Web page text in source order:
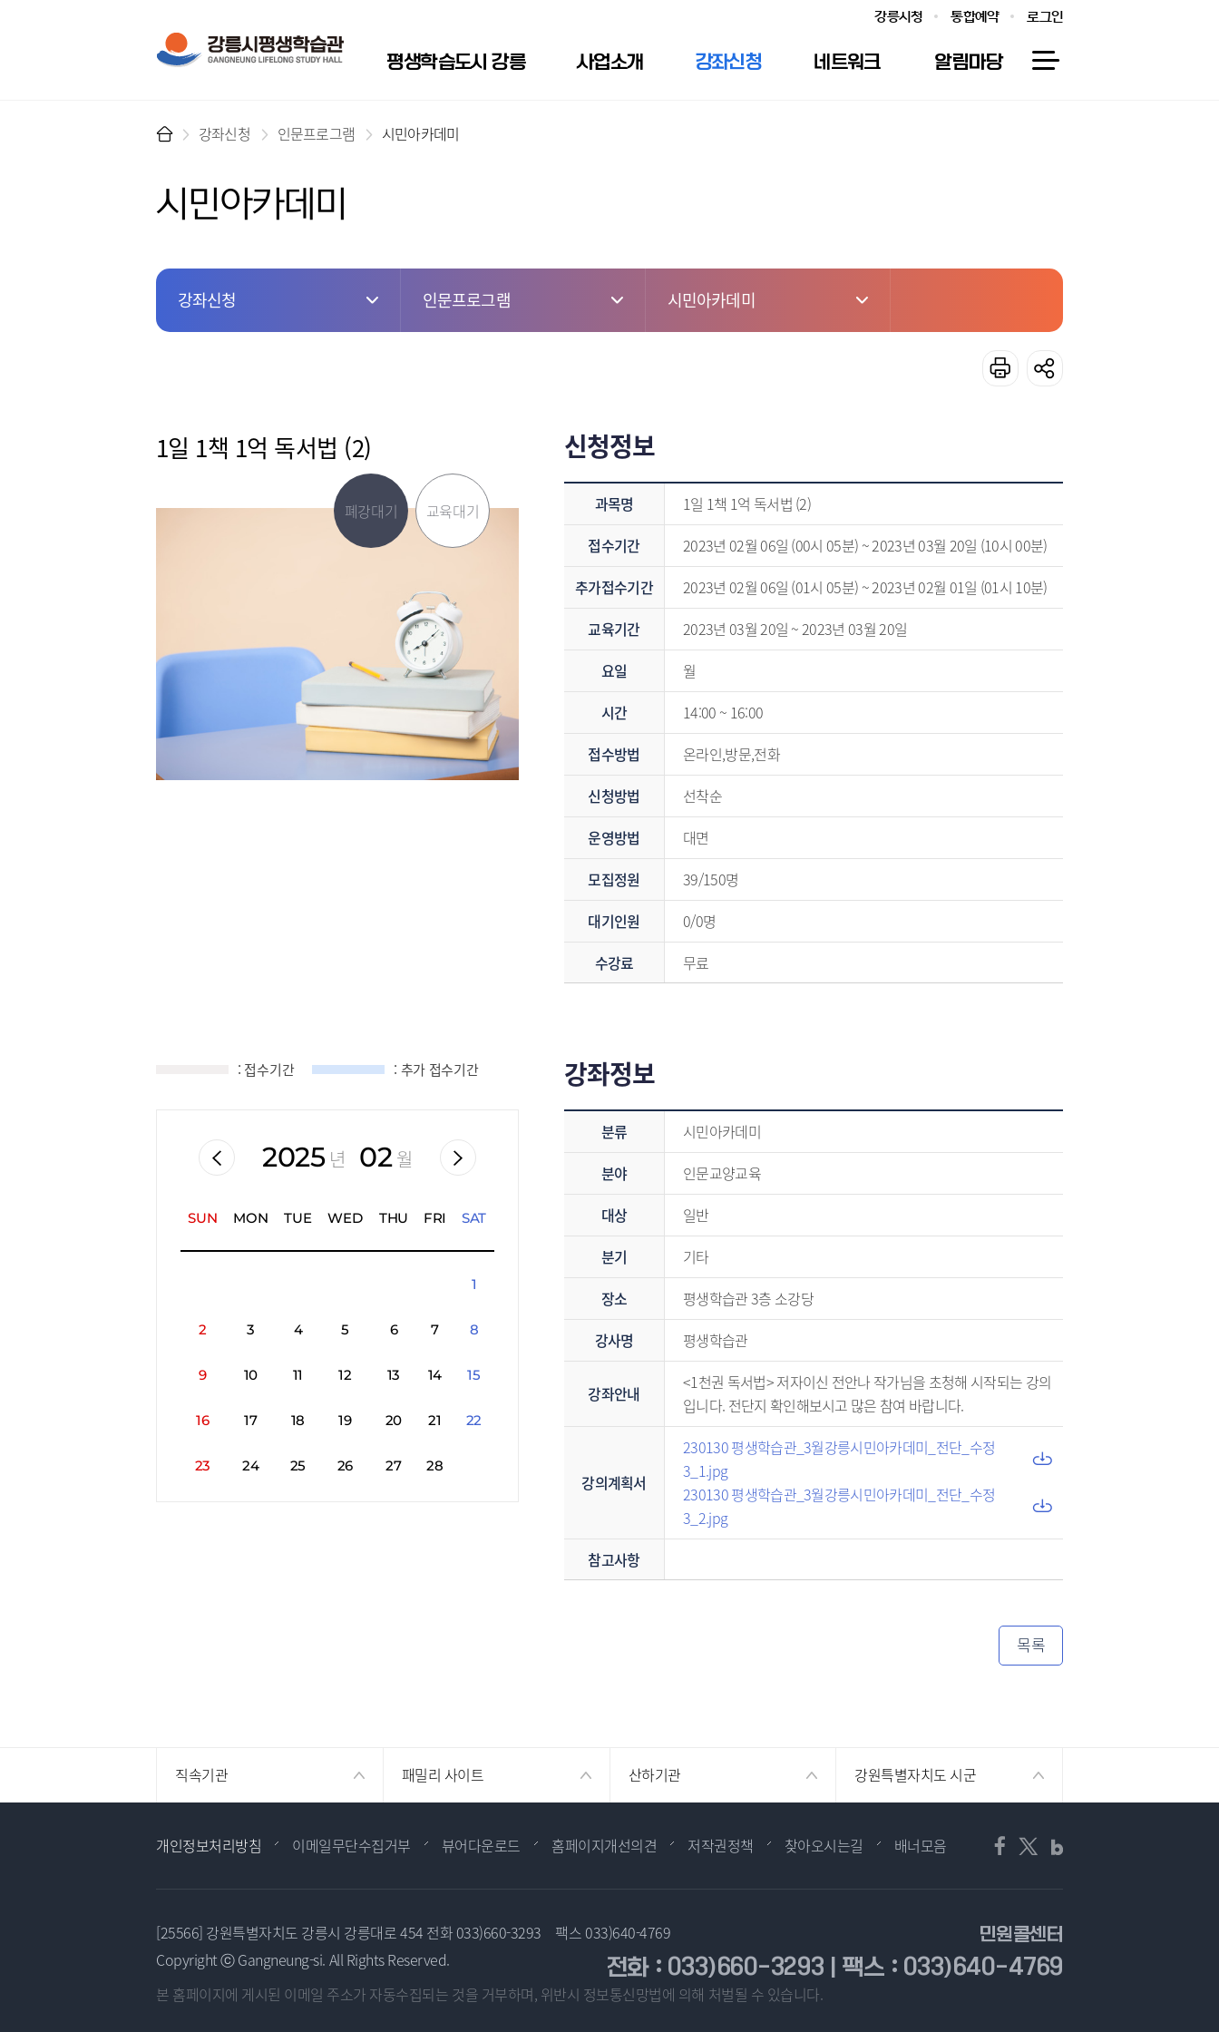
강릉시청 통합예약 로그인
평생학습도시 강릉 사업소개 강좌신청 네트워크 알림마당
강좌신청 인문프로그램 시민아카데미
시민아카데미
강좌신청 인문프로그램 시민아카데미
1일 1책 1억 독서법 (2)
폐강대기 교육대기
신청정보
신청정보 - 과목명,접수기간,추가접수기간,교육기간,요일,시간,접수방법,신청방법,운영방법,모집정원,대기인원,수강료
과목명
1일 1책 1억 독서법 (2)
접수기간
2023년 02월 06일 (00시 05분) ~ 2023년 03월 20일 (10시 00분)
추가접수기간
2023년 02월 06일 (01시 05분) ~ 2023년 02월 01일 (01시 10분)
교육기간
2023년 03월 20일 ~ 2023년 03월 20일
요일
월
시간
14:00 ~ 16:00
접수방법
온라인,방문,전화
신청방법
선착순
운영방법
대면
모집정원
39/150명
대기인원
0/0명
수강료
무료
: 접수기간 : 추가 접수기간
2025 년 02 월
SUN MON TUE WED THU FRI SAT
1
2 3 4 5 6 7 8
9 10 11 12 13 14 15
16 17 18 19 20 21 22
23 24 25 26 27 28
강좌정보
강좌정보 - 분류,분야,대상,분기,장소,강사명,강좌안내,강의계획서,참고사항
분류
시민아카데미
분야
인문교양교육
대상
일반
분기
기타
장소
평생학습관 3층 소강당
강사명
평생학습관
강좌안내
<1천권 독서법> 저자이신 전안나 작가님을 초청해 시작되는 강의
입니다. 전단지 확인해보시고 많은 참여 바랍니다.
강의계획서
230130 평생학습관_3월강릉시민아카데미_전단_수정
3_1.jpg
230130 평생학습관_3월강릉시민아카데미_전단_수정
3_2.jpg
참고사항
목록
직속기관 패밀리 사이트 산하기관 강원특별자치도 시군
개인정보처리방침 이메일무단수집거부 뷰어다운로드 홈페이지개선의견 저작권정책 찾아오시는길 배너모음
[25566] 강원특별자치도 강릉시 강릉대로 454 전화 033)660-3293
팩스 033)640-4769
Copyright ⓒ Gangneung-si. All Rights Reserved.
본 홈페이지에 게시된 이메일 주소가 자동수집되는 것을 거부하며, 위반시 정보통신망법에 의해 처벌될 수 있습니다.
민원콜센터
전화 : 033)660-3293 | 팩스 : 033)640-4769